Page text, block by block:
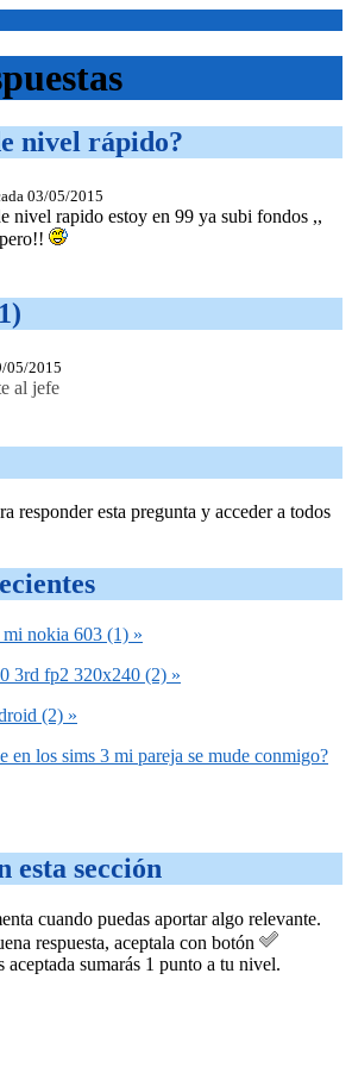
nivel rápido?
03/05/2015
nivel rapido estoy en 99 ya subi fondos ,,
05/2015
al jefe
responder esta pregunta y acceder a todos
mi nokia 603 (1) »
3rd fp2 320x240 (2) »
(2) »
en los sims 3 mi pareja se mude conmigo?
esta sección
cuando puedas aportar algo relevante.
respuesta, aceptala con botón
aceptada sumarás 1 punto a tu nivel.